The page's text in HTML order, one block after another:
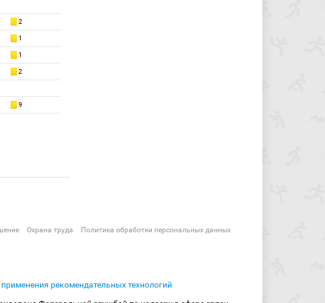
2
1
1
2
9
Охрана труда Политика обработки персональных данных
рекомендательных технологий